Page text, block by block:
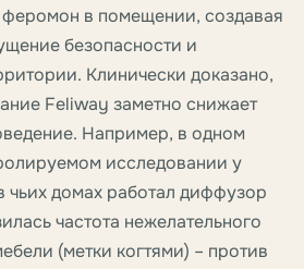
феромон в помещении, создавая
безопасности и
Клинически доказано,
Feliway заметно снижает
Например, в одном
исследовании у
чьих домах работал диффузор
частота нежелательного
(метки когтями) – против